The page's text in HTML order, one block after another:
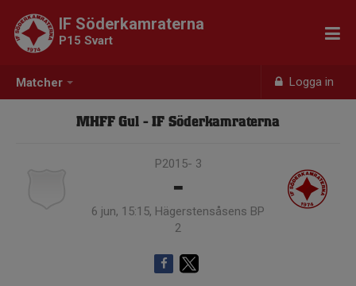
Matcher Logga in
IF Söderkamraterna
P15 Svart
MHFF Gul - IF Söderkamraterna
P2015- 3
-
6 jun, 15:15, Hägerstensåsens BP
2